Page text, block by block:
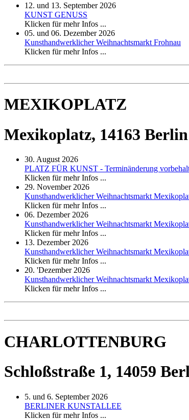
12. und 13. September 2026
KUNST GENUSS
Klicken für mehr Infos ...
05. und 06. Dezember 2026
Kunsthandwerklicher Weihnachtsmarkt Frohnau
Klicken für mehr Infos ...
MEXIKOPLATZ
Mexikoplatz, 14163 Berlin
30. August 2026
PLATZ FÜR KUNST - Terminänderung
Klicken für mehr Infos ...
29. November 2026
Kunsthandwerklicher Weihnachtsmarkt
Klicken für mehr Infos ...
06. Dezember 2026
Kunsthandwerklicher Weihnachtsmarkt
Klicken für mehr Infos ...
13. Dezember 2026
Kunsthandwerklicher Weihnachtsmarkt
Klicken für mehr Infos ...
20. 'Dezember 2026
Kunsthandwerklicher Weihnachtsmarkt
Klicken für mehr Infos ...
CHARLOTTENBURG
Schloßstraße 1, 14059
5. und 6. September 2026
BERLINER KUNSTALLEE
Klicken für mehr Infos ...